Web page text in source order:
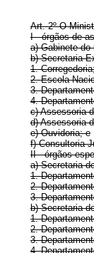
Art. 2º O
I - órgãos de
a) Gabinete do
b) Secretaria-
1.
2. Escola
3.
4.
c) Assessoria
d) Assessoria
e) Ouvidoria; e
f) Consultoria
II - órgãos
a) Secretaria
1.
2.
3.
b) Secretaria
1.
2.
3.
4.